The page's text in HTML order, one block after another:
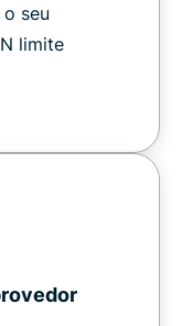
seu
limite